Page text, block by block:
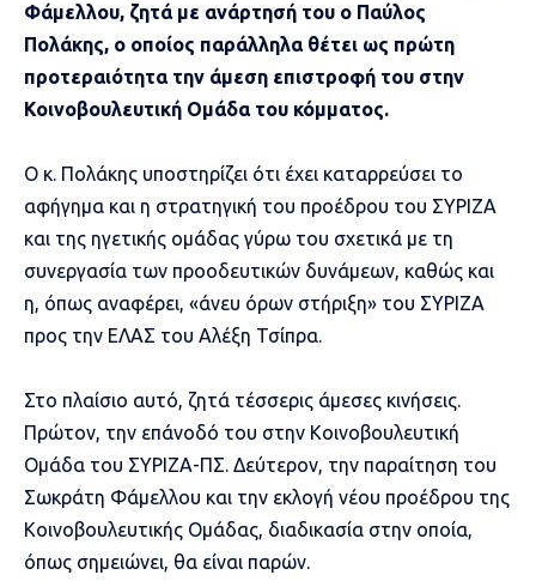
Φάμελλου, ζητά με ανάρτησή του ο Παύλος
Πολάκης, ο οποίος παράλληλα θέτει ως πρώτη
προτεραιότητα την άμεση επιστροφή του στην
Κοινοβουλευτική Ομάδα του κόμματος.
Ο κ. Πολάκης υποστηρίζει ότι έχει καταρρεύσει το
αφήγημα και η στρατηγική του προέδρου του ΣΥΡΙΖΑ
και της ηγετικής ομάδας γύρω του σχετικά με τη
συνεργασία των προοδευτικών δυνάμεων, καθώς και
η, όπως αναφέρει, «άνευ όρων στήριξη» του ΣΥΡΙΖΑ
προς την ΕΛΑΣ του Αλέξη Τσίπρα.
Στο πλαίσιο αυτό, ζητά τέσσερις άμεσες κινήσεις.
Πρώτον, την επάνοδό του στην Κοινοβουλευτική
Ομάδα του ΣΥΡΙΖΑ-ΠΣ. Δεύτερον, την παραίτηση του
Σωκράτη Φάμελλου και την εκλογή νέου προέδρου της
Κοινοβουλευτικής Ομάδας, διαδικασία στην οποία,
όπως σημειώνει, θα είναι παρών.